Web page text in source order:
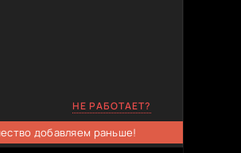
НЕ РАБОТАЕТ?
добавляем раньше!